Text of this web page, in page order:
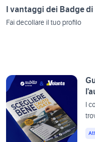
I
I vantaggi dei Badge
Fai decollare il tuo profilo